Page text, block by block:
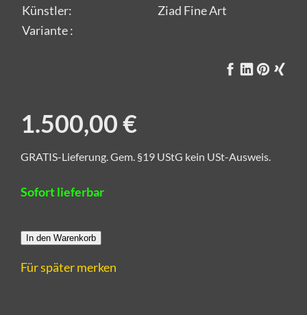
Künstler:
Ziad Fine Art
Variante :
1.500,00 €
GRATIS-Lieferung. Gem. §19 UStG kein USt-Ausweis.
Sofort lieferbar
In den Warenkorb
Für später merken